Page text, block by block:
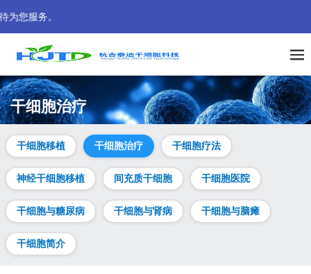
干细胞治疗
干细胞移植 干细胞治疗 干细胞疗法
神经干细胞移植 间充质干细胞 干细胞医院
干细胞与糖尿病 干细胞与肾病 干细胞与脑瘫
干细胞简介